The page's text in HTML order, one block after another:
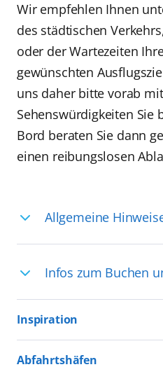
Wir empfehlen Ihnen
des städtischen
oder der Wartezeiten
gewünschten
uns daher bitte vorab
Sehenswürdigkeiten Sie
Bord beraten Sie dann
einen reibungslosen
Allgemeine
Deutschsprachige
in vielen Regionen
einigen Ländern
englischsprachige
Ausflüge führen.
Infos zum Buchen
entweder bereits vor
Inspiration
Aktivurlaub mit AIDA
Abfahrtshäfen